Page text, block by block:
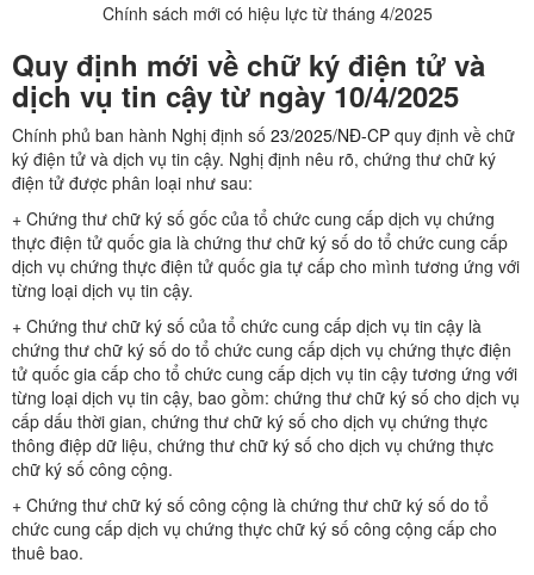
Chính sách mới có hiệu lực từ tháng 4/2025
Quy định mới về chữ ký điện tử và
dịch vụ tin cậy từ ngày 10/4/2025
Chính phủ ban hành Nghị định số 23/2025/NĐ-CP quy định về chữ
ký điện tử và dịch vụ tin cậy. Nghị định nêu rõ, chứng thư chữ ký
điện tử được phân loại như sau:
+ Chứng thư chữ ký số gốc của tổ chức cung cấp dịch vụ chứng
thực điện tử quốc gia là chứng thư chữ ký số do tổ chức cung cấp
dịch vụ chứng thực điện tử quốc gia tự cấp cho mình tương ứng với
từng loại dịch vụ tin cậy.
+ Chứng thư chữ ký số của tổ chức cung cấp dịch vụ tin cậy là
chứng thư chữ ký số do tổ chức cung cấp dịch vụ chứng thực điện
tử quốc gia cấp cho tổ chức cung cấp dịch vụ tin cậy tương ứng với
từng loại dịch vụ tin cậy, bao gồm: chứng thư chữ ký số cho dịch vụ
cấp dấu thời gian, chứng thư chữ ký số cho dịch vụ chứng thực
thông điệp dữ liệu, chứng thư chữ ký số cho dịch vụ chứng thực
chữ ký số công cộng.
+ Chứng thư chữ ký số công cộng là chứng thư chữ ký số do tổ
chức cung cấp dịch vụ chứng thực chữ ký số công cộng cấp cho
thuê bao.